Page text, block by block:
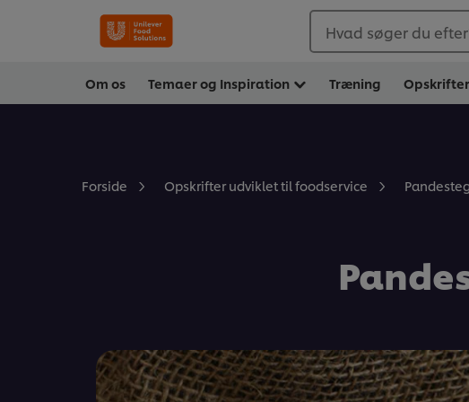
Hvad søger du
Om os Temaer og Inspiration Træning Opskrifter
Forside Opskrifter udviklet til foodservice